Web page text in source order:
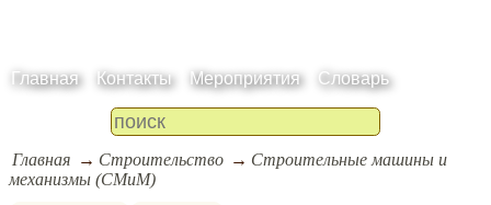
Главная Контакты Мероприятия Словарь
Главная Строительство
Строительные машины и
механизмы (СМиМ)